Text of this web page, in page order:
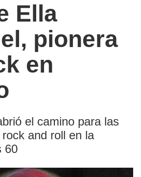
Ella
pionera
en
el camino para las
and roll en la
60